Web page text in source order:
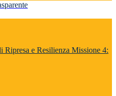
e Resilienza Missione 4: